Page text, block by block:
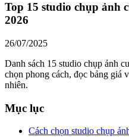
Top 15 studio chụp ảnh
2026
26/07/2025
Danh sách 15 studio chụp ảnh
chọn phong cách, đọc bảng giá
nhiên.
Mục lục
Cách chọn studio chụp